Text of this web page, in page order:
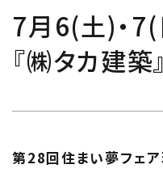
TOP
7月6(土)・
『㈱タカ建築』
第28回住まい夢フェ